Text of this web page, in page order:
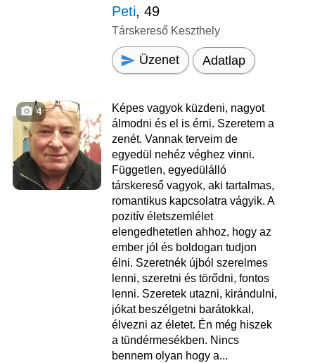
Peti, 49
Társkereső Keszthely
Üzenet Adatlap
4
Képes vagyok küzdeni, nagyot
álmodni és el is érni. Szeretem a
zenét. Vannak terveim de
egyedül nehéz véghez vinni.
Független, egyedülálló
társkereső vagyok, aki tartalmas,
romantikus kapcsolatra vágyik. A
pozitív életszemlélet
elengedhetetlen ahhoz, hogy az
ember jól és boldogan tudjon
élni. Szeretnék újból szerelmes
lenni, szeretni és törődni, fontos
lenni. Szeretek utazni, kirándulni,
jókat beszélgetni barátokkal,
élvezni az életet. Én még hiszek
a tündérmesékben. Nincs
bennem olyan hogy a...